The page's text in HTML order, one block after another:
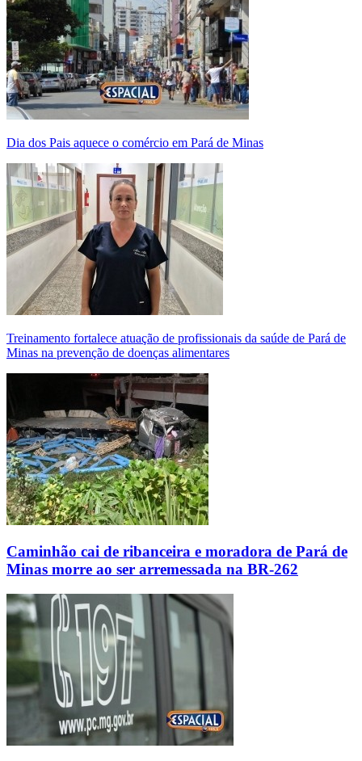
Dia dos Pais aquece o comércio em Pará de Minas
Treinamento fortalece atuação de profissionais da saúde de Pará de
Minas na prevenção de doenças alimentares
Caminhão cai de ribanceira e moradora de Pará de
Minas morre ao ser arremessada na BR-262